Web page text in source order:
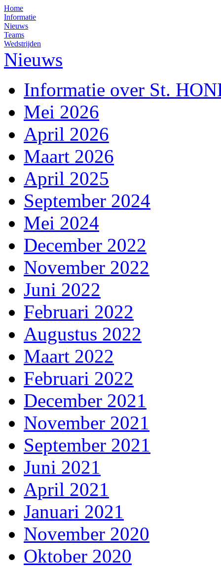
Home
Informatie
Nieuws
Teams
Wedstrijden
Nieuws
Informatie over St.
Mei 2026
April 2026
Maart 2026
April 2025
September 2024
Mei 2024
December 2022
November 2022
Juni 2022
Februari 2022
Augustus 2022
Maart 2022
Februari 2022
December 2021
November 2021
September 2021
Juni 2021
April 2021
Januari 2021
November 2020
Oktober 2020